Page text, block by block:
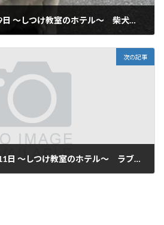
お泊まりブログ☆9月9日 ～しつけ教室のホテル～ 柴犬＆ラブラドール 岐阜市からご利用いただいてます♪
次の記事
お泊まりブログ☆9月11日 ～しつけ教室のホテル～ ラブラドール 岐阜市からご利用いただいてます♪